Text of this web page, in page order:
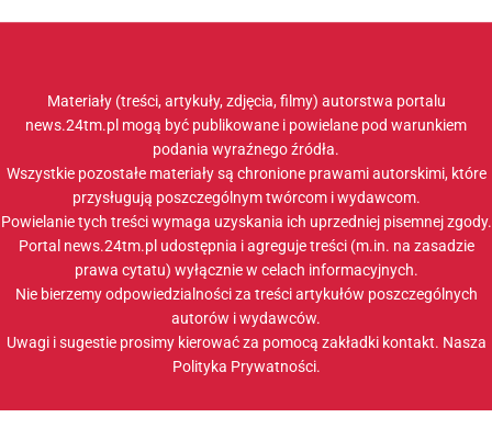
Materiały (treści, artykuły, zdjęcia, filmy) autorstwa portalu
news.24tm.pl mogą być publikowane i powielane pod warunkiem
podania wyraźnego źródła.
Wszystkie pozostałe materiały są chronione prawami autorskimi, które
przysługują poszczególnym twórcom i wydawcom.
Powielanie tych treści wymaga uzyskania ich uprzedniej pisemnej zgody.
Portal news.24tm.pl udostępnia i agreguje treści (m.in. na zasadzie
prawa cytatu) wyłącznie w celach informacyjnych.
Nie bierzemy odpowiedzialności za treści artykułów poszczególnych
autorów i wydawców.
Uwagi i sugestie prosimy kierować za pomocą zakładki kontakt. Nasza
Polityka Prywatności.